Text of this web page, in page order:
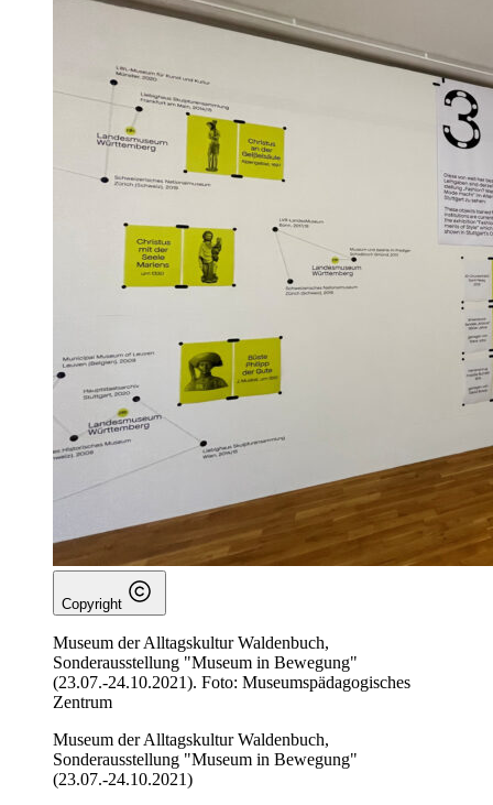
Copyright
Museum der Alltagskultur Waldenbuch,
Sonderausstellung "Museum in Bewegung"
(23.07.-24.10.2021). Foto: Museumspädagogisches
Zentrum
Museum der Alltagskultur Waldenbuch,
Sonderausstellung "Museum in Bewegung"
(23.07.-24.10.2021)